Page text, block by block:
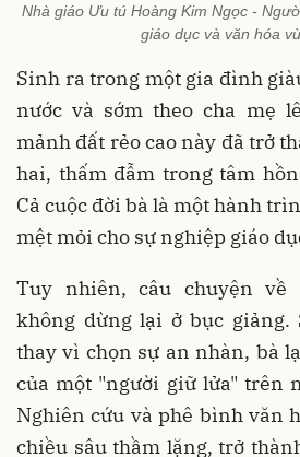
Nhà giáo Ưu tú Hoàng Kim Ngọc -
giáo dục và văn hóa
Sinh ra trong một gia đình
nước và sớm theo cha mẹ
mảnh đất rẻo cao này đã trở
hai, thấm đẫm trong tâm
Cả cuộc đời bà là một hành
mệt mỏi cho sự nghiệp giáo
Tuy nhiên, câu chuyện về
không dừng lại ở bục giảng.
thay vì chọn sự an nhàn, bà
của một "người giữ lửa" trên
Nghiên cứu và phê bình văn
chiều sâu thầm lặng, trở